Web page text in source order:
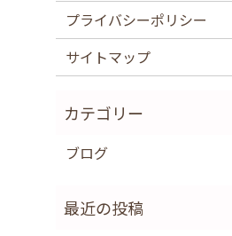
プライバシーポリシー
サイトマップ
ブログ